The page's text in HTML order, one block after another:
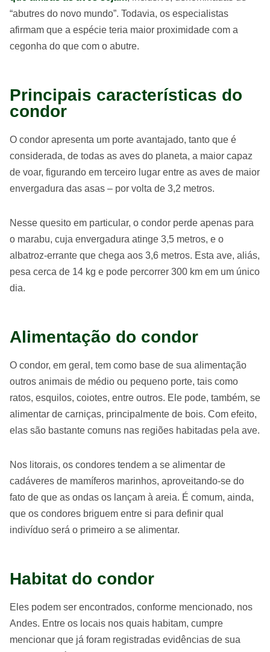
“abutres do novo mundo”. Todavia, os especialistas
afirmam que a espécie teria maior proximidade com a
cegonha do que com o abutre.
Principais características do
condor
O condor apresenta um porte avantajado, tanto que é
considerada, de todas as aves do planeta, a maior capaz
de voar, figurando em terceiro lugar entre as aves de maior
envergadura das asas – por volta de 3,2 metros.
Nesse quesito em particular, o condor perde apenas para
o marabu, cuja envergadura atinge 3,5 metros, e o
albatroz-errante que chega aos 3,6 metros. Esta ave, aliás,
pesa cerca de 14 kg e pode percorrer 300 km em um único
dia.
Alimentação do condor
O condor, em geral, tem como base de sua alimentação
outros animais de médio ou pequeno porte, tais como
ratos, esquilos, coiotes, entre outros. Ele pode, também, se
alimentar de carniças, principalmente de bois. Com efeito,
elas são bastante comuns nas regiões habitadas pela ave.
Nos litorais, os condores tendem a se alimentar de
cadáveres de mamíferos marinhos, aproveitando-se do
fato de que as ondas os lançam à areia. É comum, ainda,
que os condores briguem entre si para definir qual
indivíduo será o primeiro a se alimentar.
Habitat do condor
Eles podem ser encontrados, conforme mencionado, nos
Andes. Entre os locais nos quais habitam, cumpre
mencionar que já foram registradas evidências de sua